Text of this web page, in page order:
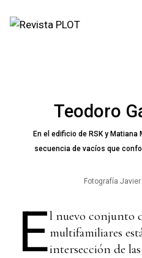
Teodoro
En el edificio de RSK y
secuencia de vacíos que
Fotografía
El nuevo conjunto
multifamiliares
intersección de